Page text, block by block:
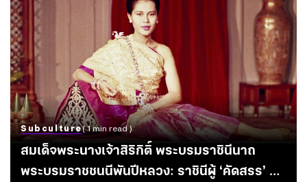
Subculture( 1 min read )
สมเด็จพระนางเจ้าสิริกิติ์ พระบรมราชินีนาถ
พระบรมราชชนนีพันปีหลวง: ราชินีผู้ ‘คัดสรร’ ผ้า